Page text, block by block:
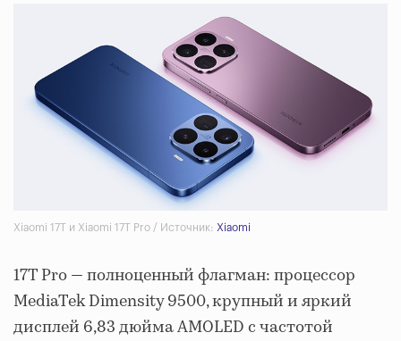
Xiaomi 17T и Xiaomi 17T Pro / Источник: Xiaomi
17T Pro — полноценный флагман: процессор
MediaTek Dimensity 9500, крупный и яркий
дисплей 6,83 дюйма AMOLED с частотой